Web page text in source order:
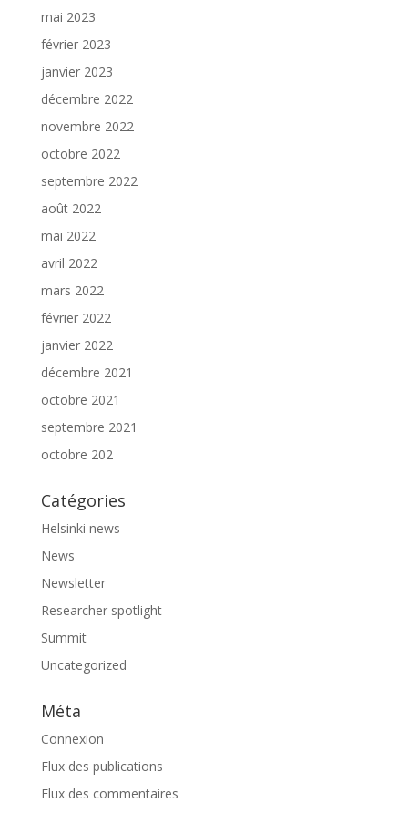
mai 2023
février 2023
janvier 2023
décembre 2022
novembre 2022
octobre 2022
septembre 2022
août 2022
mai 2022
avril 2022
mars 2022
février 2022
janvier 2022
décembre 2021
octobre 2021
septembre 2021
octobre 202
Catégories
Helsinki news
News
Newsletter
Researcher spotlight
Summit
Uncategorized
Méta
Connexion
Flux des publications
Flux des commentaires